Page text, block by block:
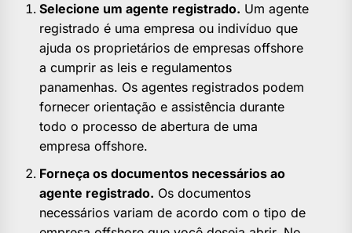
Selecione um agente registrado. Um agente
registrado é uma empresa ou indivíduo que
ajuda os proprietários de empresas offshore
a cumprir as leis e regulamentos
panamenhas. Os agentes registrados podem
fornecer orientação e assistência durante
todo o processo de abertura de uma
empresa offshore.
Forneça os documentos necessários ao
agente registrado. Os documentos
necessários variam de acordo com o tipo de